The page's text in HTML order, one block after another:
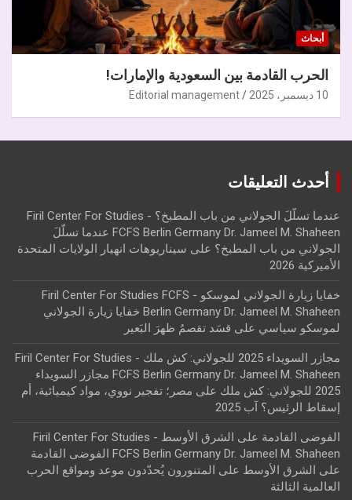
أبحاث
الحرب القادمة بين السعودية والإمارات!
10 ديسمبر، 2025 Editorial management
أحدث التعليقات
عندما تسلّلَ الجولاني من باب المطبخ؟ - Firil Center For Studies
FCFS Berlin Germany Dr. Jameel M. Shaheen عندما تسلّلَ
الجولاني من باب المطبخ؟ على سيناريوهات انهيار الولايات المتحدة
الأميركية 2026
خفايا زيارة الجولاني لموسكو - Firil Center For Studies FCFS
Berlin Germany Dr. Jameel M. Shaheen خفايا زيارة الجولاني
لموسكو سياسي على قسَد تقصمُ ظهرَ البَعير
مجازر السويداء 2025 للجولاني: كش ملك - Firil Center For Studies
FCFS Berlin Germany Dr. Jameel M. Shaheen مجازر السويداء
2025 للجولاني: كش ملك
على مصر؛ تفجير نووي، مواد كيميائية، أم
إسقاط الرئيس؟ آب 2025
الفوضى القادمة على الشرق الأوسط - Firil Center For Studies
FCFS Berlin Germany Dr. Jameel M. Shaheen الفوضى القادمة
على الشرق الأوسط على
المتنورون يُحدّدون موعد ومواقع الحرب
العالمية الثالثة